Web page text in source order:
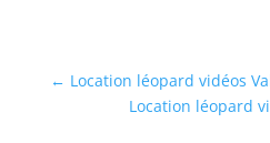
← Location léopard vidéos
Location léopard